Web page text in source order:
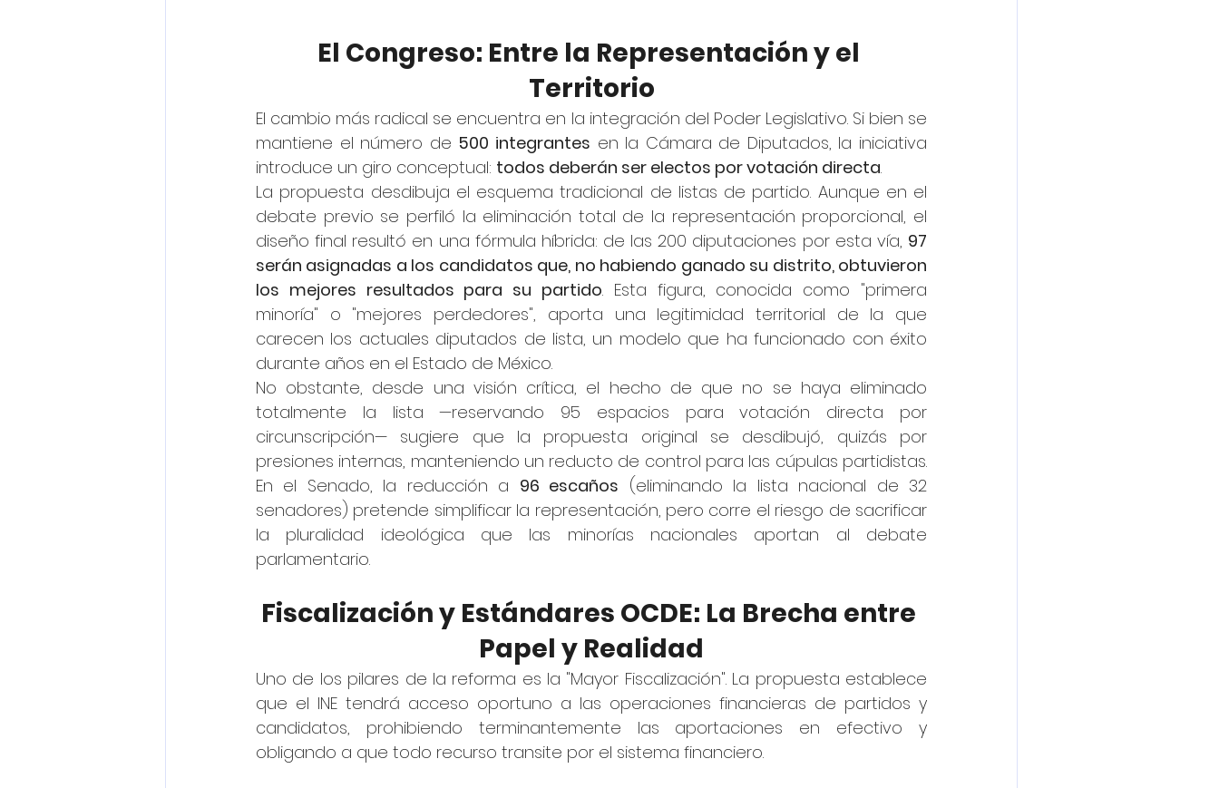
El Congreso: Entre la Representación y el
Territorio
El cambio más radical se encuentra en la integración del Poder Legislativo. Si bien se
mantiene el número de 500 integrantes en la Cámara de Diputados, la iniciativa
introduce un giro conceptual: todos deberán ser electos por votación directa.
La propuesta desdibuja el esquema tradicional de listas de partido. Aunque en el
debate previo se perfiló la eliminación total de la representación proporcional, el
diseño final resultó en una fórmula híbrida: de las 200 diputaciones por esta vía, 97
serán asignadas a los candidatos que, no habiendo ganado su distrito, obtuvieron
los mejores resultados para su partido. Esta figura, conocida como "primera
minoría" o "mejores perdedores", aporta una legitimidad territorial de la que
carecen los actuales diputados de lista, un modelo que ha funcionado con éxito
durante años en el Estado de México.
No obstante, desde una visión crítica, el hecho de que no se haya eliminado
totalmente la lista —reservando 95 espacios para votación directa por
circunscripción— sugiere que la propuesta original se desdibujó, quizás por
presiones internas, manteniendo un reducto de control para las cúpulas partidistas.
En el Senado, la reducción a 96 escaños (eliminando la lista nacional de 32
senadores) pretende simplificar la representación, pero corre el riesgo de sacrificar
la pluralidad ideológica que las minorías nacionales aportan al debate
parlamentario.
Fiscalización y Estándares OCDE: La Brecha entre
Papel y Realidad
Uno de los pilares de la reforma es la "Mayor Fiscalización". La propuesta establece
que el INE tendrá acceso oportuno a las operaciones financieras de partidos y
candidatos, prohibiendo terminantemente las aportaciones en efectivo y
obligando a que todo recurso transite por el sistema financiero.